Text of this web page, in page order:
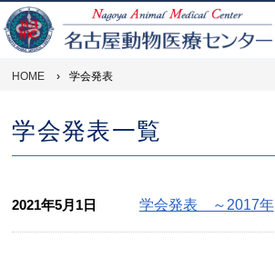
HOME › 学会発表
学会発表一覧
2021年5月1日 学会発表 ～2017年